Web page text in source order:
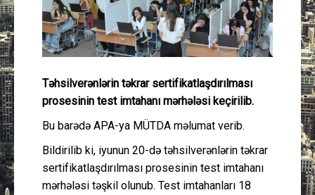
İdman
Layihə
Gündəm
Cəmiyyət
Təhsilverənlərin təkrar sertifikatlaşdırılması
prosesinin test imtahanı mərhələsi keçirilib.
Bu barədə APA-ya MÜTDA məlumat verib.
Bildirilib ki, iyunun 20-də təhsilverənlərin təkrar
sertifikatlaşdırılması prosesinin test imtahanı
mərhələsi təşkil olunub. Test imtahanları 18